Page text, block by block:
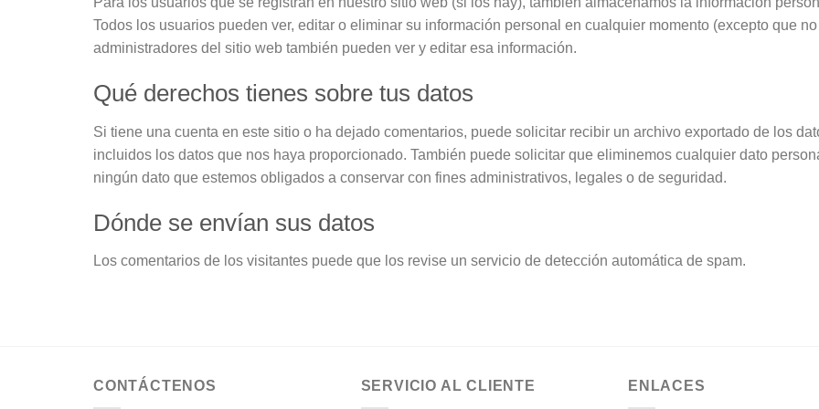
Todos los usuarios pueden ver, editar o eliminar su información personal en cualquier momento (excepto que
administradores del sitio web también pueden ver y editar esa información.
Qué derechos tienes sobre tus datos
Si tiene una cuenta en este sitio o ha dejado comentarios, puede solicitar recibir un archivo exportado de los
incluidos los datos que nos haya proporcionado. También puede solicitar que eliminemos cualquier dato
ningún dato que estemos obligados a conservar con fines administrativos, legales o de seguridad.
Dónde se envían sus datos
Los comentarios de los visitantes puede que los revise un servicio de detección automática de spam.
CONTÁCTENOS SERVICIO AL CLIENTE ENLACES